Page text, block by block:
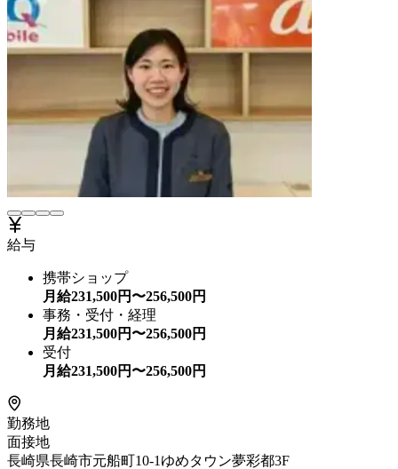
給与
携帯ショップ
月給231,500円〜256,500円
事務・受付・経理
月給231,500円〜256,500円
受付
月給231,500円〜256,500円
勤務地
面接地
長崎県長崎市元船町10-1ゆめタウン夢彩都3F